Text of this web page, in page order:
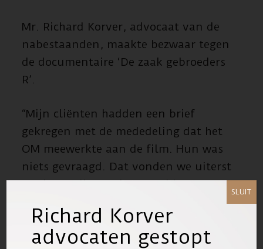
Mr. Richard Korver, advocaat van de
nabestaanden, maakte bezwaar tegen
de documentaire ‘De zaak gebroeders
R’.
“Mijn cliënten hadden een brief
gekregen met de mededeling dat het
OM meewerkte aan de film. Hun was
niets gevraagd. Dat vonden we uiterst
merkwaardig en eigengereid. We
Lees het volledige artikel op OM
Richard Korver
advocaten gestopt
SLUIT